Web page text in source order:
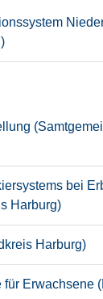
bei
Harburg)
Harburg)
Erwachsene